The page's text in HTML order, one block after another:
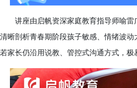
讲座由启帆资深家庭教育指导师喻雷
清晰剖析青春期阶段孩子敏感、情绪波
若家长仍沿用说教、管控式沟通方式，